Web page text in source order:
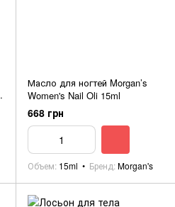
Масло для ногтей Morgan’s
Women's Nail Oli 15ml
668 грн
Объем 15ml Бренд Morgan's